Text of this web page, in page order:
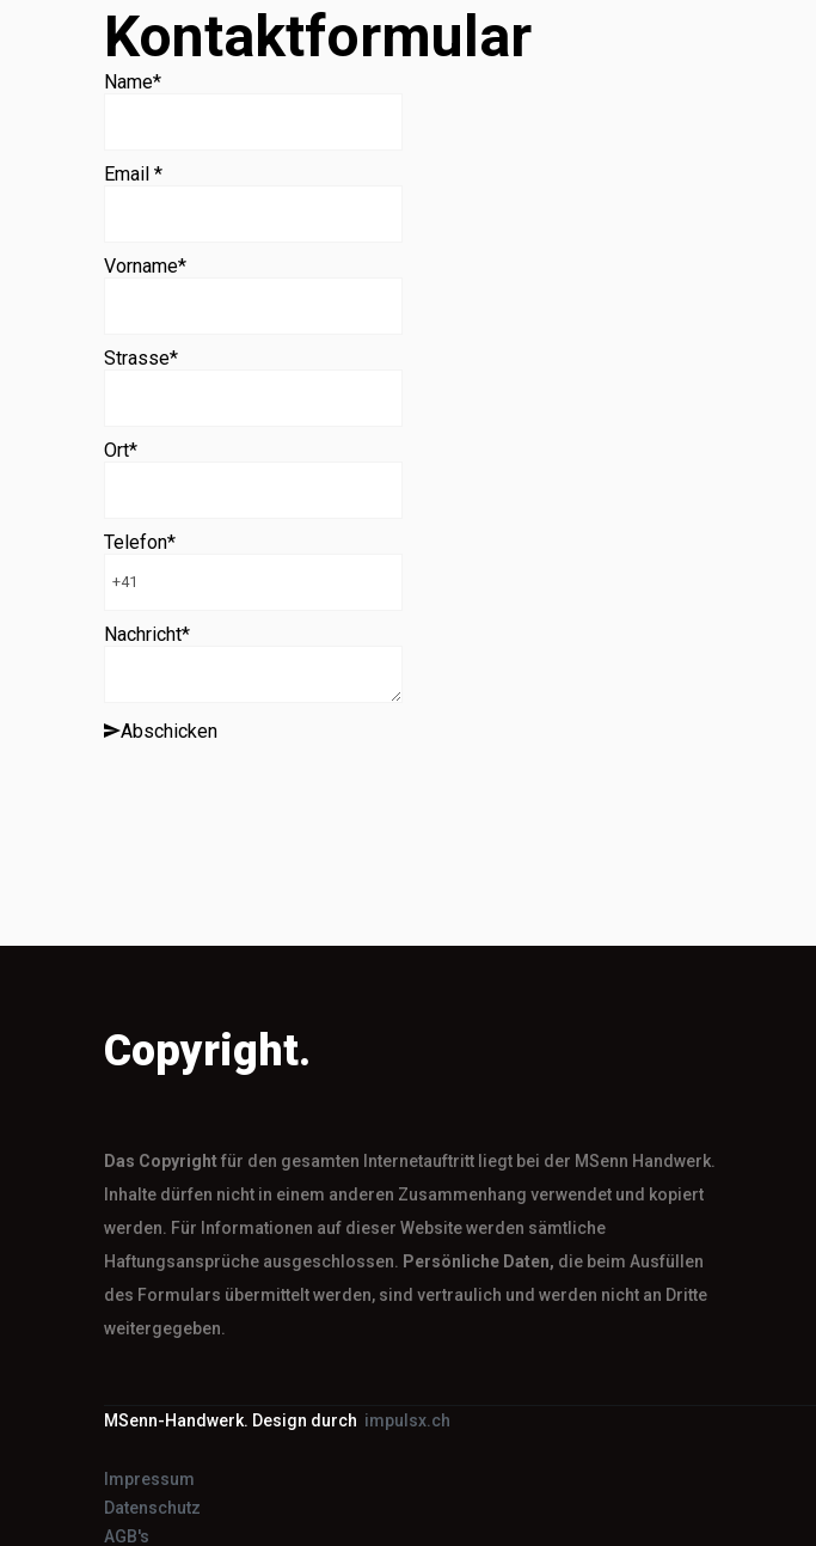
Kontaktformular
Name*
Email *
Vorname*
Strasse*
Ort*
Telefon*
Nachricht*
Abschicken
Copyright.
Das Copyrightfür den gesamten Internetauftritt liegt bei der MSenn Handwerk.
Inhalte dürfen nicht in einem anderen Zusammenhang verwendet und kopiert
werden. Für Informationen auf dieser Website werden sämtliche
Haftungsansprüche ausgeschlossen. Persönliche Daten, die beim Ausfüllen
des Formulars übermittelt werden, sind vertraulich und werden nicht an Dritte
weitergegeben.
MSenn-Handwerk. Design durch impulsx.ch
Impressum
Datenschutz
AGB's